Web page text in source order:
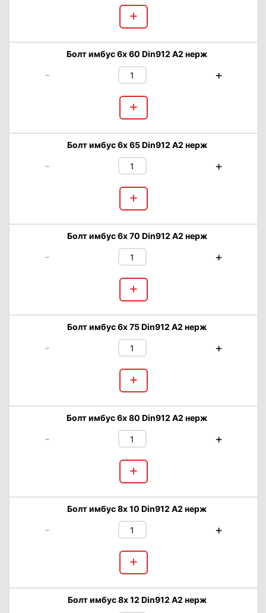
+
Болт имбус 6х 60 Din912 А2 нерж
- +
+
Болт имбус 6х 65 Din912 А2 нерж
- +
+
Болт имбус 6х 70 Din912 А2 нерж
- +
+
Болт имбус 6х 75 Din912 А2 нерж
- +
+
Болт имбус 6х 80 Din912 А2 нерж
- +
+
Болт имбус 8х 10 Din912 А2 нерж
- +
+
Болт имбус 8х 12 Din912 А2 нерж